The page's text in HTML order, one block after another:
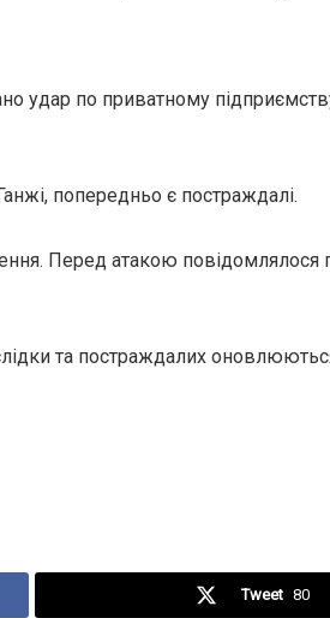
удар по приватному
попередньо є постраждалі.
Перед атакою повідомлялося
та постраждалих
Tweet 80